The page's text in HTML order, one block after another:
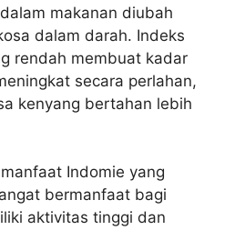
makanan diubah
dalam darah. Indeks
rendah membuat kadar
secara perlahan,
kenyang bertahan lebih
Indomie yang
bermanfaat bagi
aktivitas tinggi dan